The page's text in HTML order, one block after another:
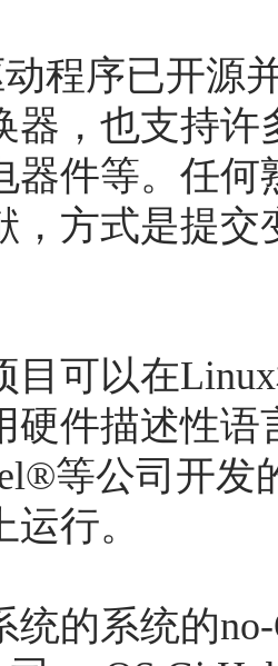
程序已开源
器，也支持
器件等。任
，方式是提
目可以在
硬件描述性
等公司开发
行。
统的系统的